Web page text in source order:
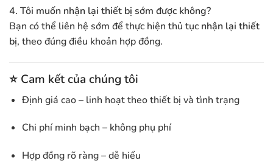
4. Tôi muốn nhận lại thiết bị sớm được không?
Bạn có thể liên hệ sớm để thực hiện thủ tục nhận lại thiết
bị, theo đúng điều khoản hợp đồng.
⭐ Cam kết của chúng tôi
Định giá cao – linh hoạt theo thiết bị và tình trạng
Chi phí minh bạch – không phụ phí
Hợp đồng rõ ràng – dễ hiểu